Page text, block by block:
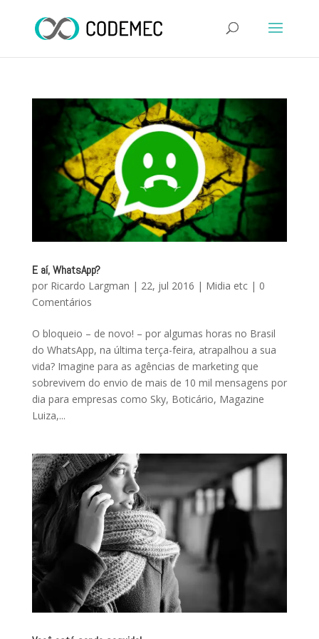
E aí, WhatsApp?
por Ricardo Largman | 22, jul 2016 | Midia etc| 0
Comentários
O bloqueio – de novo! – por algumas horas no Brasil
do WhatsApp, na última terça-feira, atrapalhou a sua
vida? Imagine para as agências de marketing que
sobrevivem do envio de mais de 10 mil mensagens por
dia para empresas como Sky, Boticário, Magazine
Luiza,...